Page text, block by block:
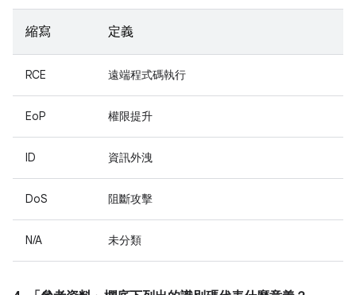
縮寫 定義
RCE 遠端程式碼執行
EoP 權限提升
ID 資訊外洩
DoS 阻斷攻擊
N/A 未分類